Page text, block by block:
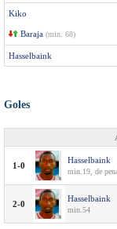
Kiko
Baraja (min. 68)
Hasselbaink
Goles
1-0
Hasselbaink
min.19, de
2-0
Hasselbaink
min.54